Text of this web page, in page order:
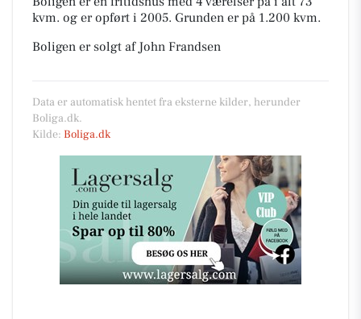
kvm. og er opført i 2005. Grunden er på 1.200 kvm.
Boligen er solgt af John Frandsen
Data er automatisk hentet fra eksterne kilder, herunder
Boliga.dk.
Kilde: Boliga.dk